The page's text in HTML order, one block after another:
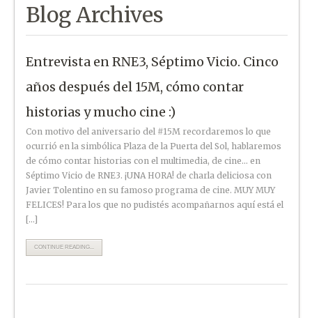
Blog Archives
Entrevista en RNE3, Séptimo Vicio. Cinco
años después del 15M, cómo contar
historias y mucho cine :)
Con motivo del aniversario del ‪#‎15M‬ recordaremos lo que
ocurrió en la simbólica Plaza de la Puerta del Sol, hablaremos
de cómo contar historias con el multimedia, de cine… en
Séptimo Vicio de RNE3. ¡UNA HORA! de charla deliciosa con
Javier Tolentino en su famoso programa de cine. MUY MUY
FELICES! Para los que no pudistés acompañarnos aquí está el
[…]
CONTINUE READING...